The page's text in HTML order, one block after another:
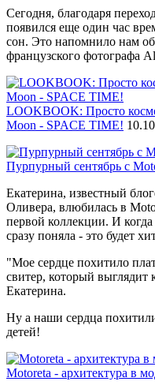
Сегодня, благодаря
появился еще один час
сон. Это напомнило нам
французского фотографа
LOOKBOOK: Просто
Moon - SPACE TIME!
Пурпурный сентябрь с
Екатерина, известный
Оливера, влюбилась в
первой коллекции. И
сразу поняла - это будет
"Мое сердце похитило
свитер, который выглядит
Екатерина.
Ну а наши сердца
детей!
Motoreta - архитектура в